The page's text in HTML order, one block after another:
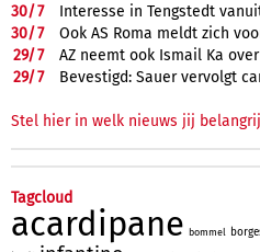
30/7
Interesse in Tengstedt
30/7
Ook AS Roma meldt zich
29/7
AZ neemt ook Ismail Ka
29/7 Bevestigd: Sauer vervolgt
Stel hier in welk nieuws jij
Tagcloud
acardipane bommel